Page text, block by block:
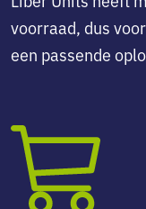
voorraad, dus
een passende